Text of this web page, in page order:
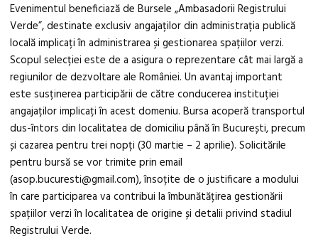
Evenimentul beneficiază de Bursele „Ambasadorii Registrului
Verde”, destinate exclusiv angajaților din administrația publică
locală implicați în administrarea și gestionarea spațiilor verzi.
Scopul selecției este de a asigura o reprezentare cât mai largă a
regiunilor de dezvoltare ale României. Un avantaj important
este susținerea participării de către conducerea instituției
angajaților implicați în acest domeniu. Bursa acoperă transportul
dus-întors din localitatea de domiciliu până în București, precum
și cazarea pentru trei nopți (30 martie – 2 aprilie). Solicitările
pentru bursă se vor trimite prin email
(asop.bucuresti@gmail.com), însoțite de o justificare a modului
în care participarea va contribui la îmbunătățirea gestionării
spațiilor verzi în localitatea de origine și detalii privind stadiul
Registrului Verde.